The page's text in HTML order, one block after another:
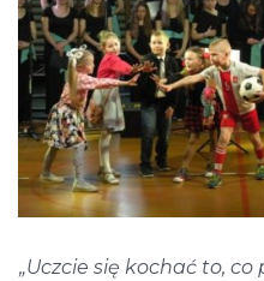
„Uczcie się kochać to,